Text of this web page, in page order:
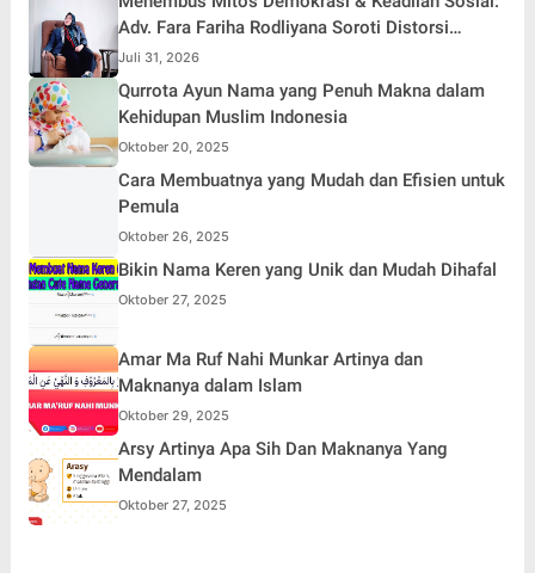
Adv. Fara Fariha Rodliyana Soroti Distorsi
Simpati Publik dan Aksi Main Hakim Sendiri
Juli 31, 2026
Qurrota Ayun Nama yang Penuh Makna dalam
Kehidupan Muslim Indonesia
Oktober 20, 2025
Cara Membuatnya yang Mudah dan Efisien untuk
Pemula
Oktober 26, 2025
Bikin Nama Keren yang Unik dan Mudah Dihafal
Oktober 27, 2025
Amar Ma Ruf Nahi Munkar Artinya dan
Maknanya dalam Islam
Oktober 29, 2025
Arsy Artinya Apa Sih Dan Maknanya Yang
Mendalam
Oktober 27, 2025